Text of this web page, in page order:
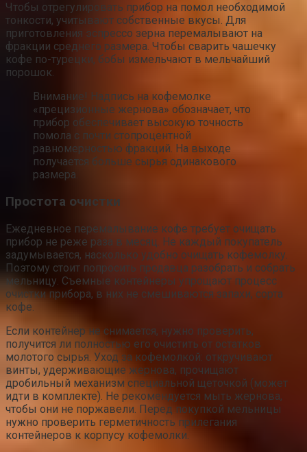
Чтобы отрегулировать прибор на помол необходимой
тонкости, учитывают собственные вкусы. Для
приготовления эспрессо зерна перемалывают на
фракции среднего размера. Чтобы сварить чашечку
кофе по-турецки, бобы измельчают в мельчайший
порошок.
Внимание! Надпись на кофемолке
«прецизионные жернова» обозначает, что
прибор обеспечивает высокую точность
помола с почти стопроцентной
равномерностью фракций. На выходе
получается больше сырья одинакового
размера.
Простота очистки
Ежедневное перемалывание кофе требует очищать
прибор не реже раза в месяц. Не каждый покупатель
задумывается, насколько удобно очищать кофемолку.
Поэтому стоит попросить продавца разобрать и собрать
мельницу. Съемные контейнеры упрощают процесс
очистки прибора, в них не смешиваются запахи, сорта
кофе.
Если контейнер не снимается, нужно проверить,
получится ли полностью его очистить от остатков
молотого сырья. Уход за кофемолкой: откручивают
винты, удерживающие жернова, прочищают
дробильный механизм специальной щеточкой (может
идти в комплекте). Не рекомендуется мыть жернова,
чтобы они не поржавели. Перед покупкой мельницы
нужно проверить герметичность прилегания
контейнеров к корпусу кофемолки.